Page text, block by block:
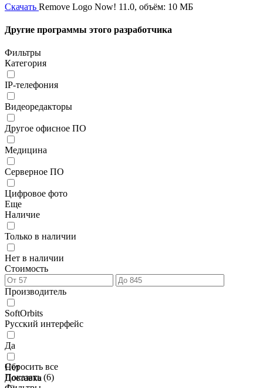
Скачать Remove Logo Now! 11.0, объём: 10 МБ
Другие программы этого разработчика
Фильтры
Категория
IP-телефония
Видеоредакторы
Другое офисное ПО
Медицина
Серверное ПО
Цифровое фото
Еще
Наличие
Только в наличии
Нет в наличии
Стоимость
Производитель
SoftOrbits
Русский интерфейс
Да
Нет
Доставка
Сбросить все
Показать (6)